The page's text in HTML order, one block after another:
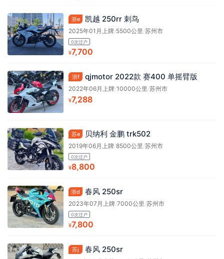
浙e 凯越 250rr 刺鸟
2025年01月上牌/5500公里/苏州市
0次过户
¥7,700
浙f qjmotor 2022款 赛400 单摇臂版
2022年06月上牌/10000公里 /苏州市
¥7,288
苏e 贝纳利 金鹏 trk502
2019年06月上牌/8500公里 /苏州市
0次过户
¥8,800
浙d 春风 250sr
2023年07月上牌/7000公里 /苏州市
0次过户
¥7,800
苏j 春风 250sr